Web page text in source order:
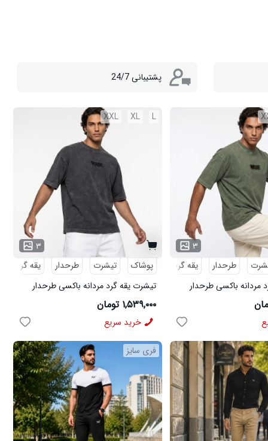
پشتیبانی 24/7
۳
طرحدار
یقه گرد
مردانه باکسی طرحدار
L
XL
XXL
۳
پوشاک
تیشرت طرحدار
یقه گرد
تیشرت یقه گرد مردانه باکسی طرحدار
مچینست ذغالی مدل 50949
۱,۵۳۹,۰۰۰ تومان
خرید سریع
فری سایز